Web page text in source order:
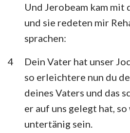
Obadja Jona
Micha
Habakuk
Haggai
Maleachi
Und Jerobeam kam mit
und sie redeten mir
sprachen:
4
Dein Vater hat unser
so erleichtere nun du
deines Vaters und das
er auf uns gelegt hat,
untertänig sein.